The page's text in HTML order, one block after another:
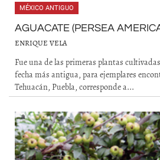
MÉXICO ANTIGUO
AGUACATE (PERSEA
ENRIQUE VELA
Fue una de las primeras plantas
fecha más antigua, para ejemplares
Tehuacán, Puebla, corresponde a...